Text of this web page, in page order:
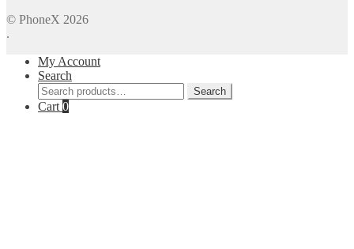
© PhoneX 2026
.
My Account
Search
Search
for:
Search
Cart 0